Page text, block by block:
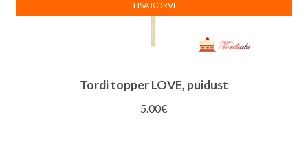
Tordi topper LOVE, puidust
5.00€
LISA KORVI